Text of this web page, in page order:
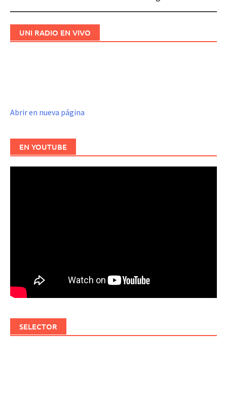
UNI RADIO EN VIVO
Abrir en nueva página
EN YOUTUBE
SELECTOR